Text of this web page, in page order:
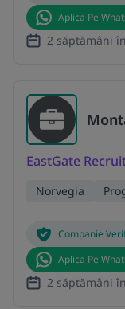
Aplica Pe
2 săptămâni
EastGate
Norvegia
Companie
Aplica Pe
2 săptămâni